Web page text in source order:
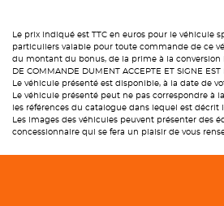
Le prix indiqué est TTC en euros pour le véhicule
particuliers valable pour toute commande de ce
du montant du bonus, de la prime à la conversion
DE COMMANDE DUMENT ACCEPTE ET SIGNE EST
Le véhicule présenté est disponible, à la date de
Le véhicule présenté peut ne pas correspondre à
les références du catalogue dans lequel est décrit
Les images des véhicules peuvent présenter des
concessionnaire qui se fera un plaisir de vous